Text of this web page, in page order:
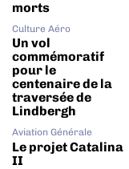
morts
Culture Aéro
Un vol
commémoratif
pour le
centenaire de la
traversée de
Lindbergh
Aviation Générale
Le projet Catalina
II